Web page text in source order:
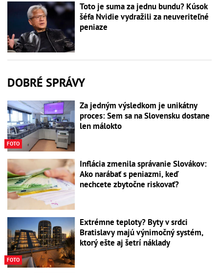
Toto je suma za jednu bundu? Kúsok
šéfa Nvidie vydražili za neuveriteľné
peniaze
DOBRÉ SPRÁVY
FOTO
Za jedným výsledkom je unikátny
proces: Sem sa na Slovensku dostane
len málokto
Inflácia zmenila správanie Slovákov:
Ako narábať s peniazmi, keď
nechcete zbytočne riskovať?
FOTO
Extrémne teploty? Byty v srdci
Bratislavy majú výnimočný systém,
ktorý ešte aj šetrí náklady